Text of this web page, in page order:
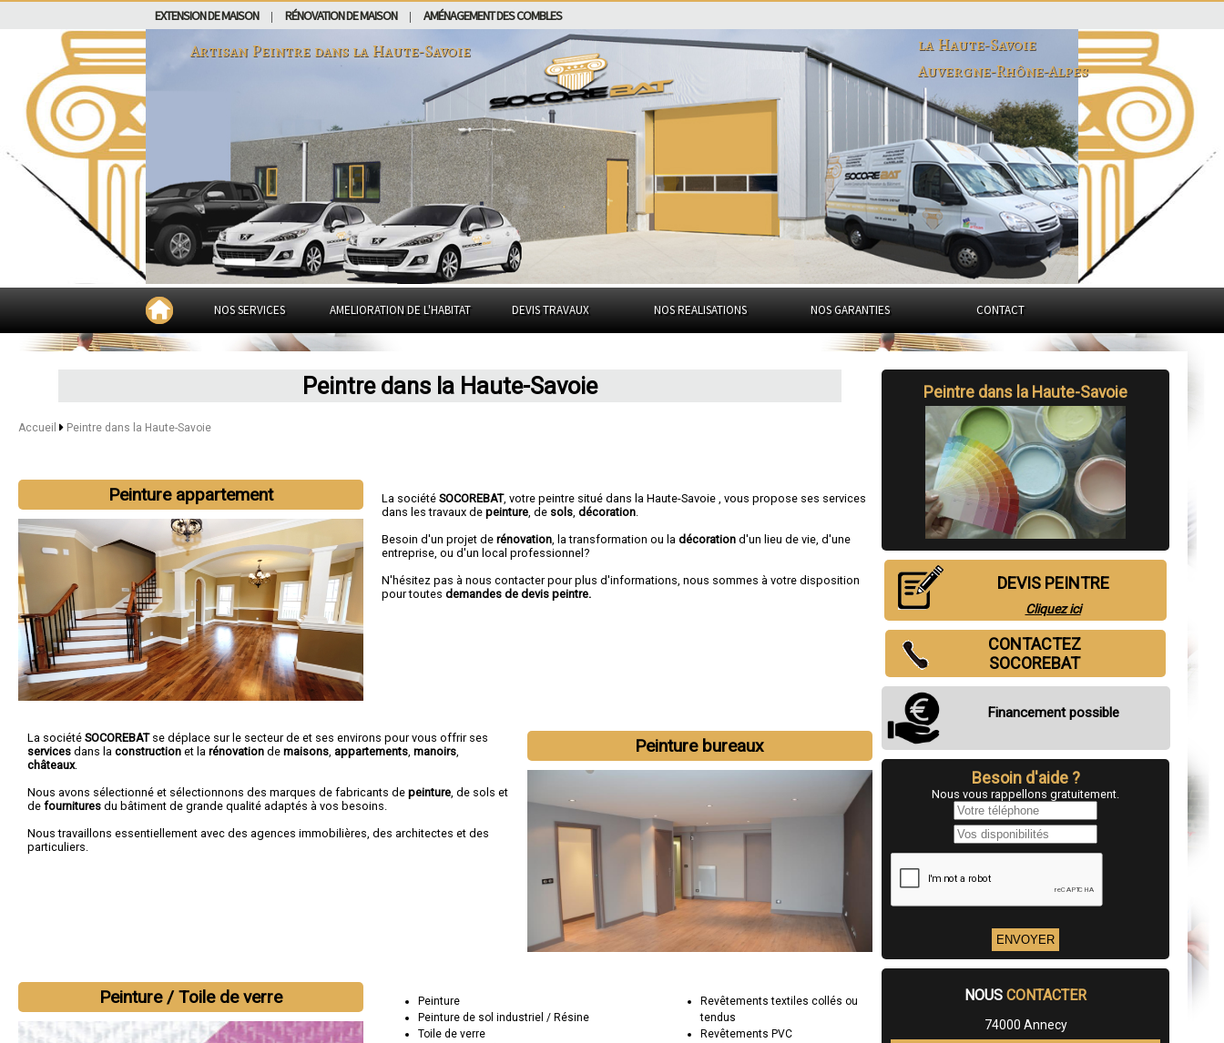
EXTENSION DE MAISON RÉNOVATION DE MAISON AMÉNAGEMENT DES COMBLES
Artisan Peintre dans la Haute-Savoie
la Haute-Savoie
Auvergne-Rhône-Alpes
NOS SERVICES AMELIORATION DE L'HABITAT DEVIS TRAVAUX NOS REALISATIONS NOS GARANTIES CONTACT
Peintre dans la Haute-Savoie
Accueil Peintre dans la Haute-Savoie
Peinture appartement La sociétéSOCOREBAT,votre peintre situé dans la Haute-Savoie , vous propose ses services
dans les travaux depeinture , de sols ,décoration
Besoin d'un projet derénovation , la transformation ou ladécoration d'un lieu de vie, d'une
entreprise, ou d'un local professionnel?
N'hésitez pas à nous contacter pour plus d'informations, nous sommes à votre disposition
pour toutesdemandes de devis peintre.
Peinture bureaux
La société SOCOREBATse déplace sur le secteur de et ses environs pour vous offrir ses
services dans la construction et la rénovation de maisons, appartements, manoirs,
châteaux.
Nous avons sélectionné et sélectionnons des marques de fabricants de peinture, de sols et
de fournitures du bâtiment de grande qualité adaptés à vos besoins.
Nous travaillons essentiellement avec des agences immobilières, des architectes et des
particuliers.
Peinture / Toile de verre
Peinture
Peinture de sol industriel / Résine
Toile de verre
Revêtements textiles collés ou
tendus
Revêtements PVC
Peintre dans la Haute-Savoie
DEVIS PEINTRE
Cliquez ici
CONTACTEZ
SOCOREBAT
Financement possible
Besoin d'aide ?
Nous vous rappellons gratuitement.
NOUS CONTACTER
74000 Annecy